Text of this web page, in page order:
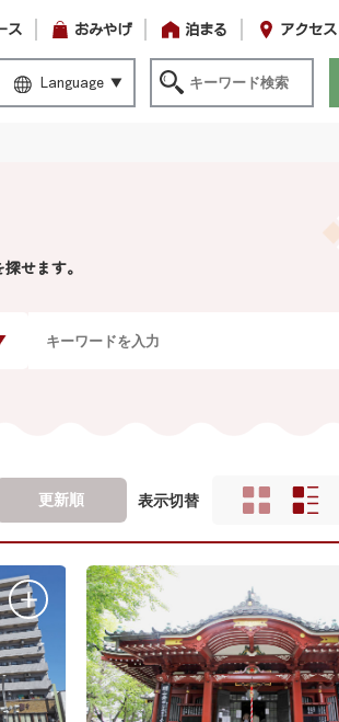
ス おみやげ 泊まる アクセス
Language
せます。
更新順 表示切替